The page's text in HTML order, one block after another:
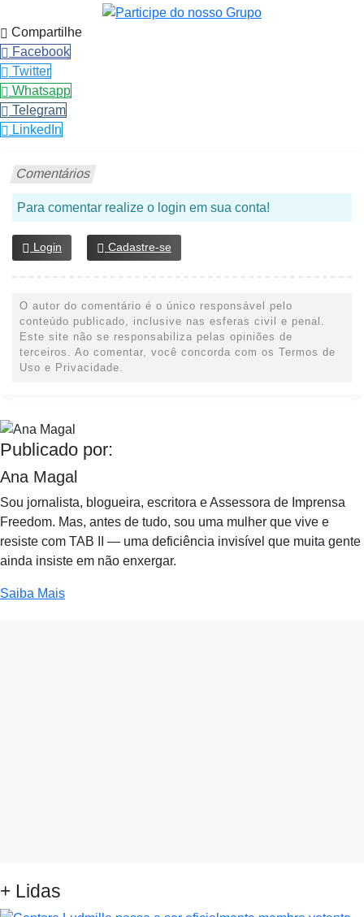
Compartilhe
Facebook
Twitter
Whatsapp
Telegram
LinkedIn
Comentários
Para comentar realize o login em sua conta!
Login Cadastre-se
O autor do comentário é o único responsável pelo
conteúdo publicado, inclusive nas esferas civil e penal.
Este site não se responsabiliza pelas opiniões de
terceiros. Ao comentar, você concorda com os Termos de
Uso e Privacidade.
Publicado por:
Ana Magal
Sou jornalista, blogueira, escritora e Assessora de Imprensa
Freedom. Mas, antes de tudo, sou uma mulher que vive e
resiste com TAB II — uma deficiência invisível que muita gente
ainda insiste em não enxergar.
Saiba Mais
+ Lidas